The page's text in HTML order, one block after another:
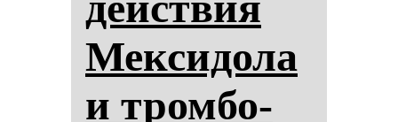
Мек­си­до­ла
и тром­бо­